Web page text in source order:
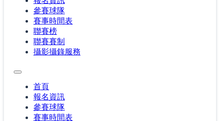
參賽球隊
賽事時間表
聯賽榜
聯賽賽制
攝影攝錄服務
首頁
報名資訊
參賽球隊
賽事時間表